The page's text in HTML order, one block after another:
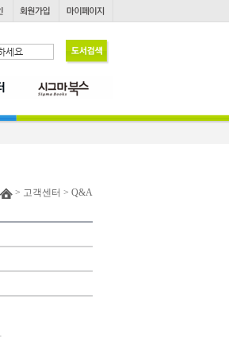
> 고객센터 > Q&A